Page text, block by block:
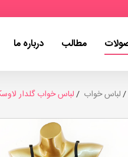
مطالب درباره ما
لباس خواب لباس خواب گلدار